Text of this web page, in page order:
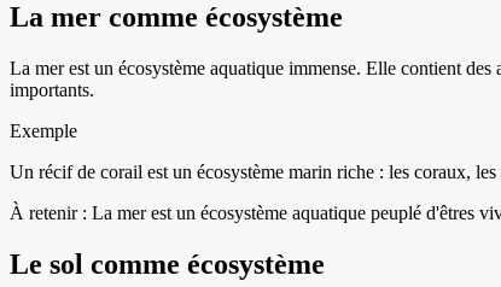
La mer comme écosystème
La mer est un écosystème aquatique immense. Elle contient
importants.
Exemple
Un récif de corail est un écosystème marin riche : les coraux,
À retenir : La mer est un écosystème aquatique peuplé d'êtres
Le sol comme écosystème